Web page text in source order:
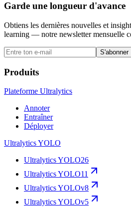
Garde une longueur d'avance
Obtiens les dernières nouvelles et
learning — notre newsletter mensuelle
S'abonner
Produits
Plateforme Ultralytics
Annoter
Entraîner
Déployer
Ultralytics YOLO
Ultralytics YOLO26
Ultralytics YOLO11
Ultralytics YOLOv8
Ultralytics YOLOv5